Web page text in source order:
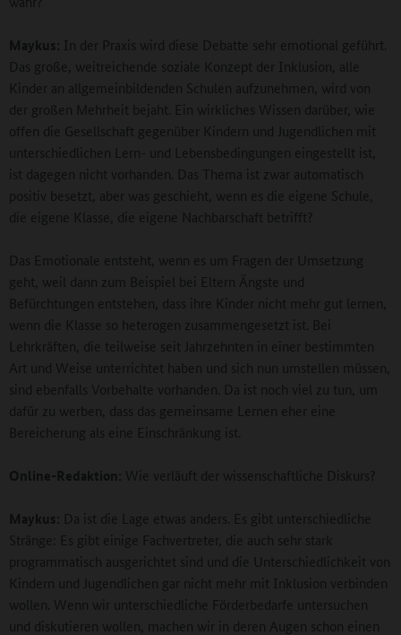
Maykus: In der Praxis wird diese Debatte sehr emotional geführt.
Das große, weitreichende soziale Konzept der Inklusion, alle
Kinder an allgemeinbildenden Schulen aufzunehmen, wird von
der großen Mehrheit bejaht. Ein wirkliches Wissen darüber, wie
offen die Gesellschaft gegenüber Kindern und Jugendlichen mit
unterschiedlichen Lern- und Lebensbedingungen eingestellt ist,
ist dagegen nicht vorhanden. Das Thema ist zwar automatisch
positiv besetzt, aber was geschieht, wenn es die eigene Schule,
die eigene Klasse, die eigene Nachbarschaft betrifft?
Das Emotionale entsteht, wenn es um Fragen der Umsetzung
geht, weil dann zum Beispiel bei Eltern Ängste und
Befürchtungen entstehen, dass ihre Kinder nicht mehr gut lernen,
wenn die Klasse so heterogen zusammengesetzt ist. Bei
Lehrkräften, die teilweise seit Jahrzehnten in einer bestimmten
Art und Weise unterrichtet haben und sich nun umstellen müssen,
sind ebenfalls Vorbehalte vorhanden. Da ist noch viel zu tun, um
dafür zu werben, dass das gemeinsame Lernen eher eine
Bereicherung als eine Einschränkung ist.
Online-Redaktion: Wie verläuft der wissenschaftliche Diskurs?
Maykus: Da ist die Lage etwas anders. Es gibt unterschiedliche
Stränge: Es gibt einige Fachvertreter, die auch sehr stark
programmatisch ausgerichtet sind und die Unterschiedlichkeit von
Kindern und Jugendlichen gar nicht mehr mit Inklusion verbinden
wollen. Wenn wir unterschiedliche Förderbedarfe untersuchen
und diskutieren wollen, machen wir in deren Augen schon einen